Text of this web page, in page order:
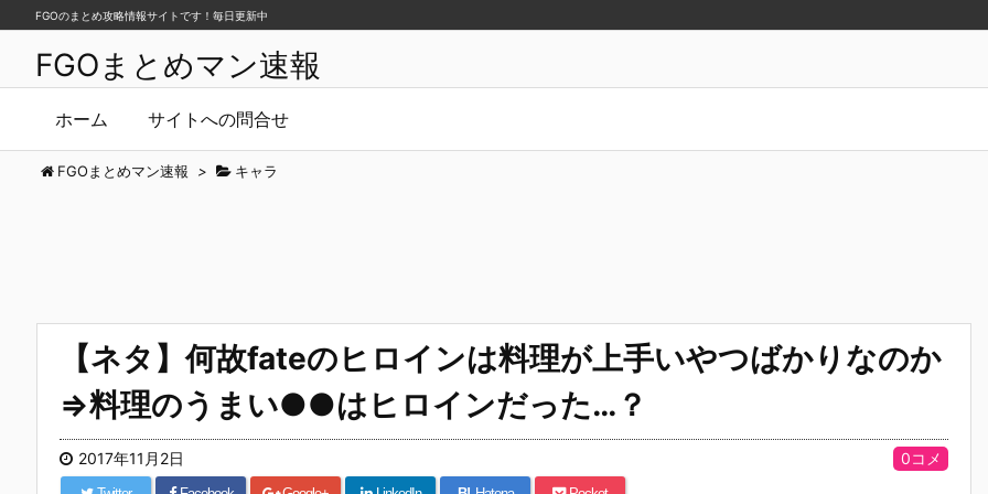
FGOまとめマン速報
ホーム サイトへの問合せ
FGOのまとめ攻略情報サイトです！毎日更新中
FGOまとめマン速報 > キャラ
【ネタ】何故fateのヒロインは料理が上手いやつばかりなのか
⇒料理のうまい●●はヒロインだった…？
2017年11月2日 0コメ